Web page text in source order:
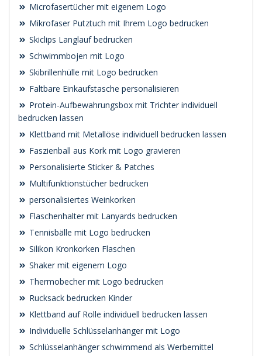
Microfasertücher mit eigenem Logo
Mikrofaser Putztuch mit Ihrem Logo bedrucken
Skiclips Langlauf bedrucken
Schwimmbojen mit Logo
Skibrillenhülle mit Logo bedrucken
Faltbare Einkaufstasche personalisieren
Protein-Aufbewahrungsbox mit Trichter individuell
bedrucken lassen
Klettband mit Metallöse individuell bedrucken lassen
Faszienball aus Kork mit Logo gravieren
Personalisierte Sticker & Patches
Multifunktionstücher bedrucken
personalisiertes Weinkorken
Flaschenhalter mit Lanyards bedrucken
Tennisbälle mit Logo bedrucken
Silikon Kronkorken Flaschen
Shaker mit eigenem Logo
Thermobecher mit Logo bedrucken
Rucksack bedrucken Kinder
Klettband auf Rolle individuell bedrucken lassen
Individuelle Schlüsselanhänger mit Logo
Schlüsselanhänger schwimmend als Werbemittel